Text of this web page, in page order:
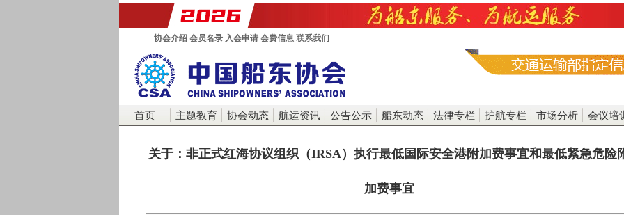
协会介绍 会员名录 入会申请 会费信息 联系我们
首页 主题教育 协会动态 航运资讯 公告公示 船东动态 法律专栏 护航专栏 市场分析 会议培
关于：非正式红海协议组织（IRSA）执行最低国际安全港附加费事宜和最低紧急危险
加费事宜